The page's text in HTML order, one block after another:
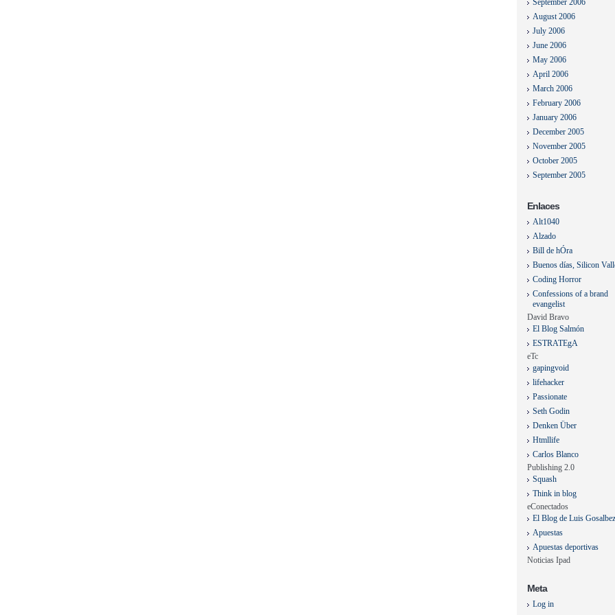
September 2006
August 2006
July 2006
June 2006
May 2006
April 2006
March 2006
February 2006
January 2006
December 2005
November 2005
October 2005
September 2005
Enlaces
Alt1040
Alzado
Bill de hÓra
Buenos días, Silicon
Coding Horror
Confessions of a brand
evangelist
David Bravo
El Blog Salmón
ESTRATEgA
eTc
gapingvoid
lifehacker
Passionate
Seth Godin
Denken Über
Htmllife
Carlos Blanco
Publishing 2.0
Squash
Think in blog
eConectados
El Blog de Luis Gosalbez
Apuestas
Apuestas deportivas
Noticias Ipad
Meta
Log in